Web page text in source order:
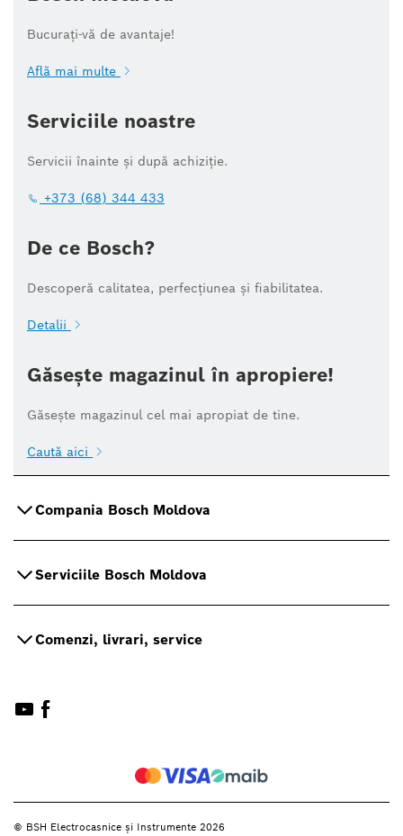
Bucurați-vă de avantaje!
Află mai multe
Serviciile noastre
Servicii înainte și după achiziție.
+373 (68) 344 433
De ce Bosch?
Descoperă calitatea, perfecțiunea și fiabilitatea.
Detalii
Găsește magazinul în apropiere!
Găsește magazinul cel mai apropiat de tine.
Caută aici
Compania Bosch Moldova
Serviciile Bosch Moldova
Comenzi, livrari, service
© BSH Electrocasnice și Instrumente 2026